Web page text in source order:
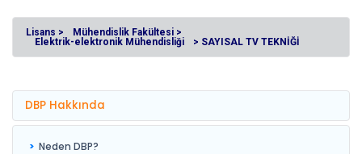
Lisans >
Mühendislik Fakültesi >
Elektrik-elektronik Mühendisliği
> SAYISAL TV TEKNİĞİ
DBP Hakkında
Neden DBP?